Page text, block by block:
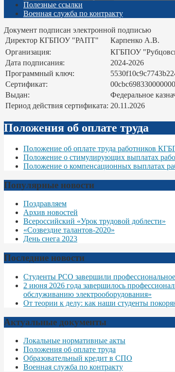
Полезные ссылки
Военная служба по контракту
Документ подписан электронной подписью
Директор КГБПОУ "РАПТ"
Карпенко А.В.
Организация:
КГБПОУ
Дата подписания:
2024-2026
Программный ключ:
Сертификат:
Выдан:
Федеральное
Период действия сертификата: 20.11.2026
Положения об оплате труда
Положение об оплате труда работников
Положение о стимулирующих выплатах
Положение о компенсационных выплатах
Популярные новости
Поздравляем
Архив новостей
Всероссийский «Урок трудовой доблести»
«Созвездие талантов-2020»
День снега 2023
Последние новости
Студенты РСО завершили
2 июня 2026 года завершилось
обслуживанию электрооборудования»
От теории к делу: как наши студенты
Актуальные документы
Локальные нормативные акты
Положения об оплате труда
Образовательный кредит в СПО
Военная служба по контракту